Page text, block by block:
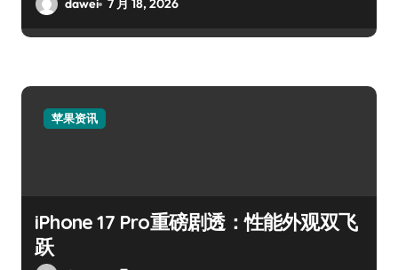
dawei 7 月 18, 2026
苹果资讯
iPhone 17 Pro重磅剧透：性能外观双飞
跃